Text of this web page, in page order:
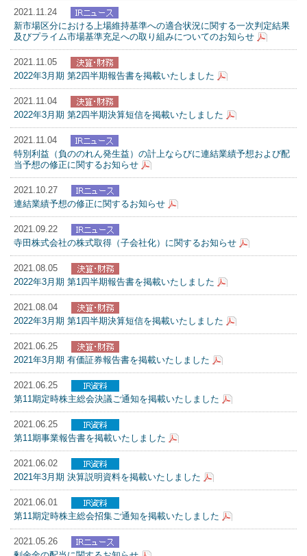
2021.11.24
新市場区分における上場維持基準への適合状況に関する一次判定結果
及びプライム市場基準充足への取り組みについてのお知らせ
2021.11.05
2022年3月期 第2四半期報告書を掲載いたしました
2021.11.04
2022年3月期 第2四半期決算短信を掲載いたしました
2021.11.04
特別利益（負ののれん発生益）の計上ならびに連結業績予想および配
当予想の修正に関するお知らせ
2021.10.27
連結業績予想の修正に関するお知らせ
2021.09.22
寺田株式会社の株式取得（子会社化）に関するお知らせ
2021.08.05
2022年3月期 第1四半期報告書を掲載いたしました
2021.08.04
2022年3月期 第1四半期決算短信を掲載いたしました
2021.06.25
2021年3月期 有価証券報告書を掲載いたしました
2021.06.25
第11期定時株主総会決議ご通知を掲載いたしました
2021.06.25
第11期事業報告書を掲載いたしました
2021.06.02
2021年3月期 決算説明資料を掲載いたしました
2021.06.01
第11期定時株主総会招集ご通知を掲載いたしました
2021.05.26